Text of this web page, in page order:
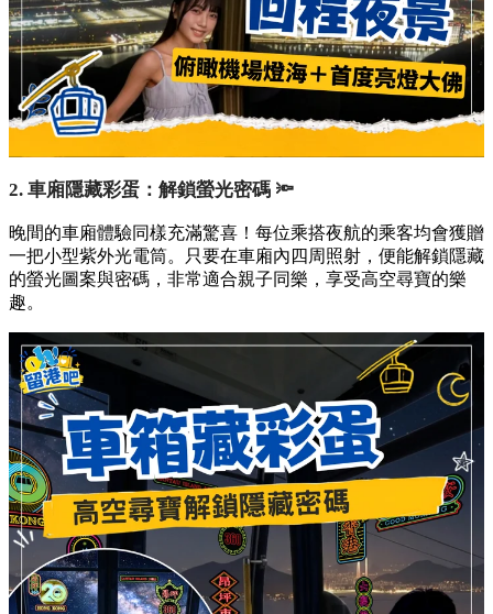
2. 車廂隱藏彩蛋：解鎖螢光密碼 🔦
晚間的車廂體驗同樣充滿驚喜！每位乘搭夜航的乘客均會獲贈
一把小型紫外光電筒。只要在車廂內四周照射，便能解鎖隱藏
的螢光圖案與密碼，非常適合親子同樂，享受高空尋寶的樂
趣。